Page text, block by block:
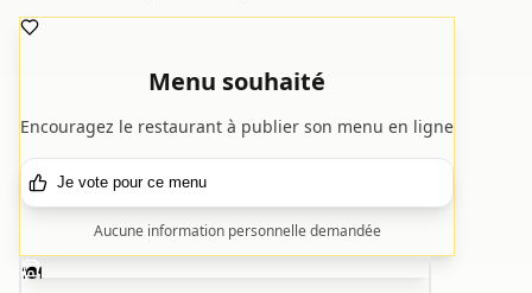
Menu souhaité
Encouragez le restaurant à publier son menu en ligne
Je vote pour ce menu
Aucune information personnelle demandée
🍽️